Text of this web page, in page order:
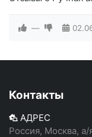
—
Контакты
АДРЕС
Россия, Москва, а/